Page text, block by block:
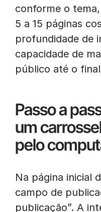
conforme o
5 a 15 páginas
profundidade de
capacidade de
público até o
Passo a
um
pelo
Na página inicial
campo de
publicação”. A